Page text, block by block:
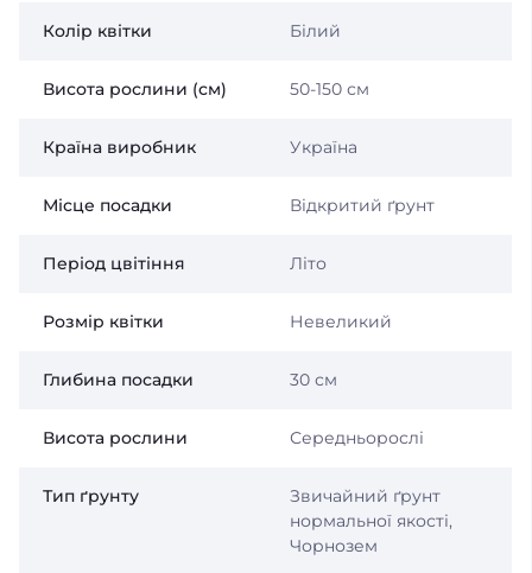
Колір квітки Білий
Висота рослини (см) 50-150 см
Країна виробник Україна
Місце посадки Відкритий ґрунт
Період цвітіння Літо
Розмір квітки Невеликий
Глибина посадки 30 см
Висота рослини Середньорослі
Тип ґрунту
Звичайний ґрунт
нормальної якості,
Чорнозем